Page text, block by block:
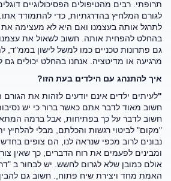
תרופתי. רבים מהטיפולים הפסיכולוגיים
לגורם המלחיץ בהדרגתיות, כדי להתמודד אתו.
לתרגל אותה בעצמנו ואם היא לא מעצימה את
בהחלט להפחית אותה. חשוב לשאול את
גם פתרונות טכניים כמו למשל לישון בממ"ד,
מרגיעה או מדיטציה. אנחנו בהחלט יכולים גם
איך להתנהג עם הילדים בעת הזו?
"לעיתים ילדים אינם יודעים לזהות את הגורם
חשוב מאוד לדבר אתם כאשר ברור כי יש
חשוב לדבר על כך בפתיחות, אבל ברמה
"מקום" לביטוי רגשות והכלתם, מבלי להלחיץ
נבונים לרוב מכפי שנראה לנו, הם צופים
ומבינים לפעמים את רוח הדברים; כך שאין
אולם כמובן שלא לגרום לחשש. יש לבחור ב
האמת מחד ויצירת שיח פתוח,. חשוב גם